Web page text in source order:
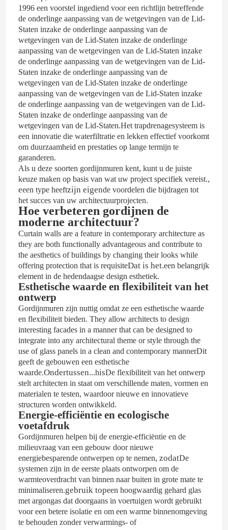
Huis
Producten
Video's
Ongeveer ons
Fabrieksreis
Kwaliteitscontrole
Contact de V.S.
Bloggen
Een gevalstudie
Verzoek om een Citaat
1996 een voorstel ingediend voor een richtlijn betreffende
de onderlinge aanpassing van de wetgevingen van de Lid-
Staten inzake de onderlinge aanpassing van de
wetgevingen van de Lid-Staten inzake de onderlinge
aanpassing van de wetgevingen van de Lid-Staten inzake
de onderlinge aanpassing van de wetgevingen van de Lid-
Staten inzake de onderlinge aanpassing van de
wetgevingen van de Lid-Staten inzake de onderlinge
aanpassing van de wetgevingen van de Lid-Staten inzake
de onderlinge aanpassing van de wetgevingen van de Lid-
Staten inzake de onderlinge aanpassing van de
wetgevingen van de Lid-Staten.Het trapdrenagesysteem is
een innovatie die waterfiltratie en lekken effectief voorkomt
om duurzaamheid en prestaties op lange termijn te
garanderen.
Als u deze soorten gordijnmuren kent, kunt u de juiste
keuze maken op basis van wat uw project specifiek vereist.,
eeen type heeftzijn eigende voordelen die bijdragen tot
het succes van uw architectuurprojecten.
Hoe verbeteren gordijnen de
moderne architectuur?
Curtain walls are a feature in contemporary architecture as
they are both functionally advantageous and contribute to
the aesthetics of buildings by changing their looks while
offering protection that is requisiteDat is het.een belangrijk
element in de hedendaagse design esthetiek.
Esthetische waarde en flexibiliteit van het
ontwerp
Gordijnmuren zijn nuttig omdat ze een esthetische waarde
en flexibiliteit bieden. They allow architects to design
interesting facades in a manner that can be designed to
integrate into any architectural theme or style through the
use of glass panels in a clean and contemporary mannerDit
geeft de gebouwen een esthetische
waarde.Ondertussen...hisDe flexibiliteit van het ontwerp
stelt architecten in staat om verschillende maten, vormen en
materialen te testen, waardoor nieuwe en innovatieve
structuren worden ontwikkeld.
Energie-efficiëntie en ecologische
voetafdruk
Gordijnmuren helpen bij de energie-efficiëntie en de
milieuvraag van een gebouw door nieuwe
energiebesparende ontwerpen op te nemen, zodatDe
systemen zijn in de eerste plaats ontworpen om de
warmteoverdracht van binnen naar buiten in grote mate te
minimaliseren.gebruik topeen hoogwaardig gehard glas
met argongas dat doorgaans in voertuigen wordt gebruikt
voor een betere isolatie en om een warme binnenomgeving
te behouden zonder verwarmings- of